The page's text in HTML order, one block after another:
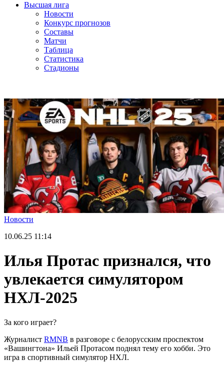
Высшая лига
Новости
Конкурс прогнозов
Составы
Матчи
Таблица
Статистика
Стадионы
Новости
10.06.25 11:14
Илья Протас признался, что
увлекается симулятором
НХЛ-2025
За кого играет?
Журналист RMNB в разговоре с белорусским проспектом
«Вашингтона» Ильей Протасом поднял тему его хобби. Это
игра в спортивный симулятор НХЛ.